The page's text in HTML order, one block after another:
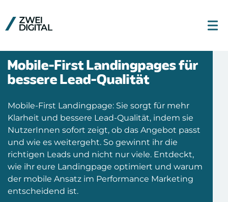
Mobile-First Landingpages für
bessere Lead-Qualität
Mobile-First Landingpage: Sie sorgt für mehr
Klarheit und bessere Lead-Qualität, indem sie
NutzerInnen sofort zeigt, ob das Angebot passt
und wie es weitergeht. So gewinnt ihr die
richtigen Leads und nicht nur viele. Entdeckt,
wie ihr eure Landingpage optimiert und warum
der mobile Ansatz im Performance Marketing
entscheidend ist.